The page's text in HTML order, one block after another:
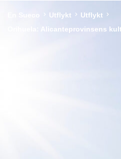
Utflykt
Utflykt
Orihuela: Alicanteprovinsens